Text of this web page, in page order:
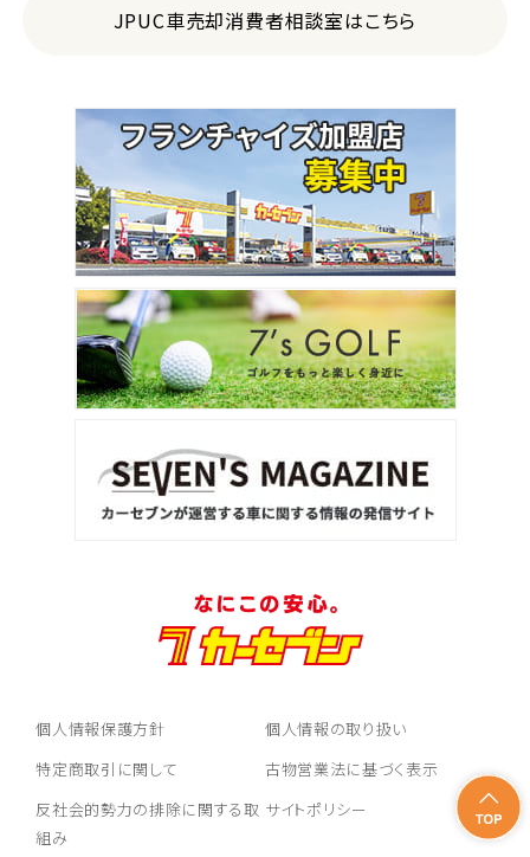
JPUC車売却消費者相談室はこちら
個人情報保護方針
個人情報の取り扱い
特定商取引に関して
古物営業法に基づく表示
反社会的勢力の排除に関する取
組み
サイトポリシー